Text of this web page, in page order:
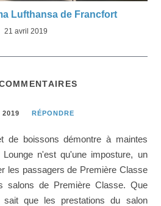
Lufthansa de Francfort
21 avril 2019
2019 RÉPONDRE
de boissons démontre à maintes
n'est qu'une imposture, un
les passagers de Première Classe
salons de Première Classe. Que
que les prestations du salon